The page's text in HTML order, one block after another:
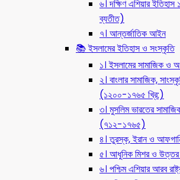
৬। দক্ষিণ এশিয়ার
ব্যতীত)
৭। আন্তর্জাতিক আইন
📚 ইসলামের ইতিহাস ও সংস্কৃতি
১। ইসলামের সামাজিক ও
২। বাংলার সামাজিক,
(১২০০-১৭৬৫ খ্রি:)
৩। মুসলিম ভারতের
(৭১২-১৭৬৫)
৪। তুরস্ক, ইরান ও
৫। আধুনিক মিশর ও উত্তর
৬। পশ্চিম এশিয়ার আরব